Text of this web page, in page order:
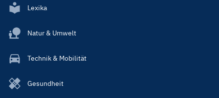
Lexika
Natur & Umwelt
Technik & Mobilität
Gesundheit